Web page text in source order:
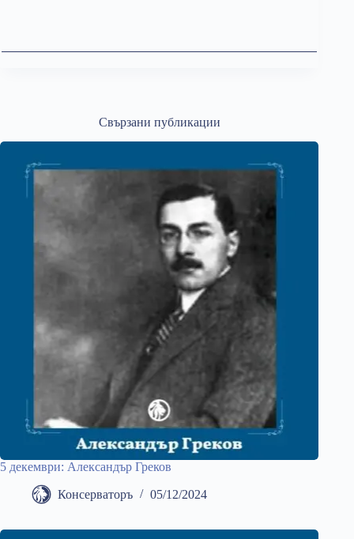
Свързани публикации
5 декември: Александър Греков
Консерваторъ 05/12/2024